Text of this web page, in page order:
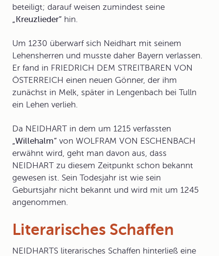
beteiligt; darauf weisen zumindest seine
„Kreuzlieder“ hin.
Um 1230 überwarf sich Neidhart mit seinem
Lehensherren und musste daher Bayern verlassen.
Er fand in FRIEDRICH DEM STREITBAREN VON
ÖSTERREICH einen neuen Gönner, der ihm
zunächst in Melk, später in Lengenbach bei Tulln
ein Lehen verlieh.
Da NEIDHART in dem um 1215 verfassten
„Willehalm“ von WOLFRAM VON ESCHENBACH
erwähnt wird, geht man davon aus, dass
NEIDHART zu diesem Zeitpunkt schon bekannt
gewesen ist. Sein Todesjahr ist wie sein
Geburtsjahr nicht bekannt und wird mit um 1245
angenommen.
Literarisches Schaffen
NEIDHARTS literarisches Schaffen hinterließ eine